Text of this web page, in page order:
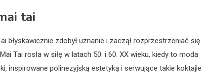
tai
błyskawicznie zdobył uznanie i zaczął rozprzestrzeniać się
Tai rosła w siłę w latach 50. i 60. XX wieku, kiedy to moda
inspirowane polinezyjską estetyką i serwujące takie koktajle